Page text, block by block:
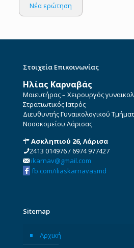
Νέα ερώτηση
Στοιχεία Επικοινωνίας
Ηλίας Καρναβάς
Μαιευτήρας – Χειρουργός
Στρατιωτικός Ιατρός
Διευθυντής Γυναικολογικού
Νοσοκομείου Λάρισας
Ασκληπιού 26, Λάρισα
2413 014976/6974 977427
ikarnav@gmail.com
fb.com/iliaskarnavasmd
Sitemap
Αρχική